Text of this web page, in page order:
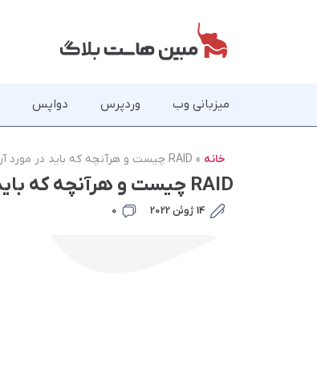
میزبانی وب وردپرس دواپس
خانه » RAID چیست و هرآنچه که باید در مورد آن بدانید!
RAID چیست و هرآنچه که باید در مورد آن بدانید!
14 ژوئن 2022 0